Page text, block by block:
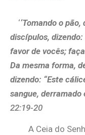
‘‘Tomando o
discípulos,
favor de vocês;
Da mesma forma,
dizendo: “Este
sangue, derramado
22:19-20
A Ceia do